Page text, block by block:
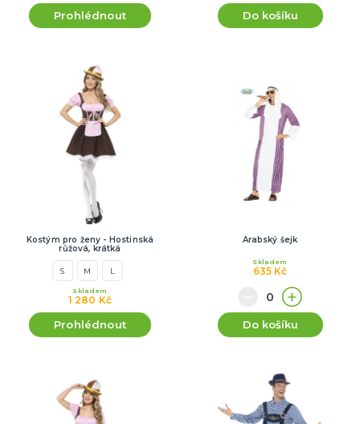
Prohlédnout Do košíku
Kostým pro ženy - Hostinská
růžová, krátká
S M L
1 280 Kč
Skladem
Prohlédnout
Arabský šejk
635 Kč
Skladem
Do košíku